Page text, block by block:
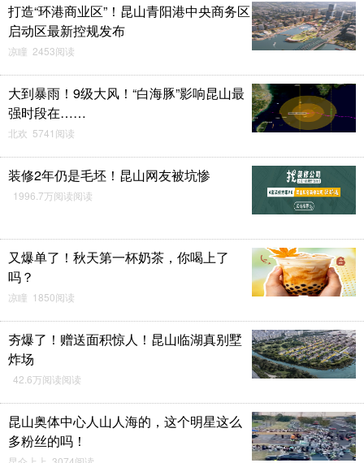
打造“环港商业区”！昆山青阳港中央商务区
启动区最新控规发布
凉瞳 2453阅读
大到暴雨！9级大风！“白海豚”影响昆山最
强时段在……
北欢 5741阅读
装修2年仍是毛坯！昆山网友被坑惨
1996.7万阅读阅读
又爆单了！秋天第一杯奶茶，你喝上了
吗？
凉瞳 1850阅读
夯爆了！赠送面积惊人！昆山临湖真别墅
炸场
42.6万阅读阅读
昆山奥体中心人山人海的，这个明星这么
多粉丝的吗！